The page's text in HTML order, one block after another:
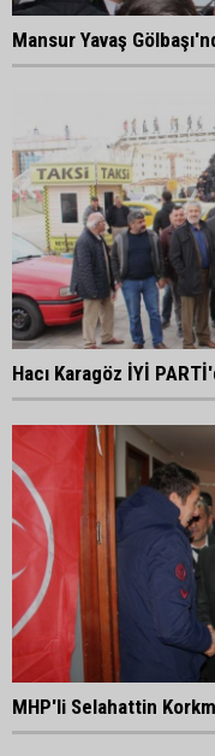
Mansur Yavaş
Hacı Karagöz İYİ
MHP'li Selahattin